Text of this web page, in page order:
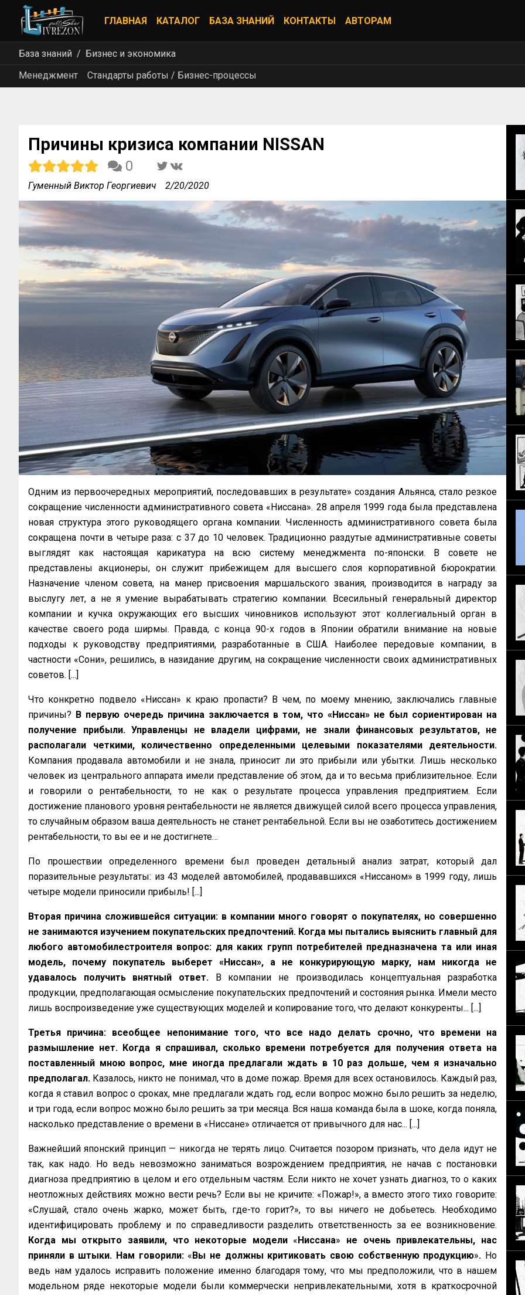
ГЛАВНАЯ КАТАЛОГ БАЗА ЗНАНИЙ КОНТАКТЫ АВТОРАМ
База знаний
Бизнес и экономика
Менеджмент
Стандарты работы / Бизнес-процессы
Причины кризиса компании NISSAN
0
Гуменный Виктор Георгиевич 2/20/2020
Одним из первоочередных мероприятий, последовавших в результате» создания Альянса, стало резкое
сокращение численности административного совета «Ниссана». 28 апреля 1999 года была представлена
новая структура этого руководящего органа компании. Численность административного совета была
сокращена почти в четыре раза: с 37 до 10 человек. Традиционно раздутые административные советы
выглядят как настоящая карикатура на всю систему менеджмента по-японски. В совете не
представлены акционеры, он служит прибежищем для высшего слоя корпоративной бюрократии.
Назначение членом совета, на манер присвоения маршальского звания, производится в награду за
выслугу лет, а не я умение вырабатывать стратегию компании. Всесильный генеральный директор
компании и кучка окружающих его высших чиновников используют этот коллегиальный орган в
качестве своего рода ширмы. Правда, с конца 90-х годов в Японии обратили внимание на новые
подходы к руководству предприятиями, разработанные в США. Наиболее передовые компании, в
частности «Сони», решились, в назидание другим, на сокращение численности своих административных
советов. [...]
Что конкретно подвело «Ниссан» к краю пропасти? В чем, по моему мнению, заключались главные
причины? В первую очередь причина заключается в том, что «Ниссан» не был сориентирован на
получение прибыли. Управленцы не владели цифрами, не знали финансовых результатов, не
располагали четкими, количественно определенными целевыми показателями деятельности.
Компания продавала автомобили и не знала, приносит ли это прибыли или убытки. Лишь несколько
человек из центрального аппарата имели представление об этом, да и то весьма приблизительное. Если
и говорили о рентабельности, то не как о результате процесса управления предприятием. Если
достижение планового уровня рентабельности не является движущей силой всего процесса управления,
то случайным образом ваша деятельность не станет рентабельной. Если вы не озаботитесь достижением
рентабельности, то вы ее и не достигнете…
По прошествии определенного времени был проведен детальный анализ затрат, который дал
поразительные результаты: из 43 моделей автомобилей, продававшихся «Ниссаном» в 1999 году, лишь
четыре модели приносили прибыль! [...]
Вторая причина сложившейся ситуации: в компании много говорят о покупателях, но совершенно
не занимаются изучением покупательских предпочтений. Когда мы пытались выяснить главный для
любого автомобилестроителя вопрос: для каких групп потребителей предназначена та или иная
модель, почему покупатель выберет «Ниссан», а не конкурирующую марку, нам никогда не
удавалось получить внятный ответ. В компании не производилась концептуальная разработка
продукции, предполагающая осмысление покупательских предпочтений и состояния рынка. Имели место
лишь воспроизведение уже существующих моделей и копирование того, что делают конкуренты... [...]
Третья причина: всеобщее непонимание того, что все надо делать срочно, что времени на
размышление нет. Когда я спрашивал, сколько времени потребуется для получения ответа на
поставленный мною вопрос, мне иногда предлагали ждать в 10 раз дольше, чем я изначально
предполагал. Казалось, никто не понимал, что в доме пожар. Время для всех остановилось. Каждый раз,
когда я ставил вопрос о сроках, мне предлагали ждать год, если вопрос можно было решить за неделю,
и три года, если вопрос можно было решить за три месяца. Вся наша команда была в шоке, когда поняла,
насколько представление о времени в «Ниссане» отличается от привычного для нас... [...]
Важнейший японский принцип — никогда не терять лицо. Считается позором признать, что дела идут не
так, как надо. Но ведь невозможно заниматься возрождением предприятия, не начав с постановки
диагноза предприятию в целом и его отдельным частям. Если никто не хочет узнать диагноз, то о каких
неотложных действиях можно вести речь? Если вы не кричите: «Пожар!», а вместо этого тихо говорите:
«Слушай, стало очень жарко, может быть, где-то горит?», то вы ничего не добьетесь. Необходимо
идентифицировать проблему и по справедливости разделить ответственность за ее возникновение.
Когда мы открыто заявили, что некоторые модели «Ниссана» не очень привлекательны, нас
приняли в штыки. Нам говорили: «Вы не должны критиковать свою собственную продукцию». Но
ведь нам удалось исправить положение именно благодаря тому, что мы предположили, что в нашем
модельном ряде некоторые модели были коммерчески непривлекательными, хотя в краткосрочной